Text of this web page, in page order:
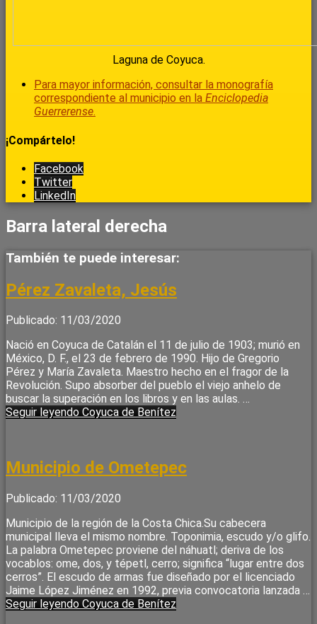
Laguna de Coyuca.
Para mayor información, consultar la monografía
correspondiente al municipio en la Enciclopedia
Guerrerense.
¡Compártelo!
Facebook
Twitter
LinkedIn
Barra lateral derecha
También te puede interesar:
Pérez Zavaleta, Jesús
Publicado: 11/03/2020
Nació en Coyuca de Catalán el 11 de julio de 1903; murió en
México, D. F., el 23 de febrero de 1990. Hijo de Gregorio
Pérez y María Zavaleta. Maestro hecho en el fragor de la
Revolución. Supo absorber del pueblo el viejo anhelo de
buscar la superación en los libros y en las aulas. …
Seguir leyendo Coyuca de Benítez
Municipio de Ometepec
Publicado: 11/03/2020
Municipio de la región de la Costa Chica.Su cabecera
municipal lleva el mismo nombre. Toponimia, escudo y/o glifo.
La palabra Ometepec proviene del náhuatl; deriva de los
vocablos: ome, dos, y tépetl, cerro; significa “lugar entre dos
cerros”. El escudo de armas fue diseñado por el licenciado
Jaime López Jiménez en 1992, previa convocatoria lanzada …
Seguir leyendo Coyuca de Benítez